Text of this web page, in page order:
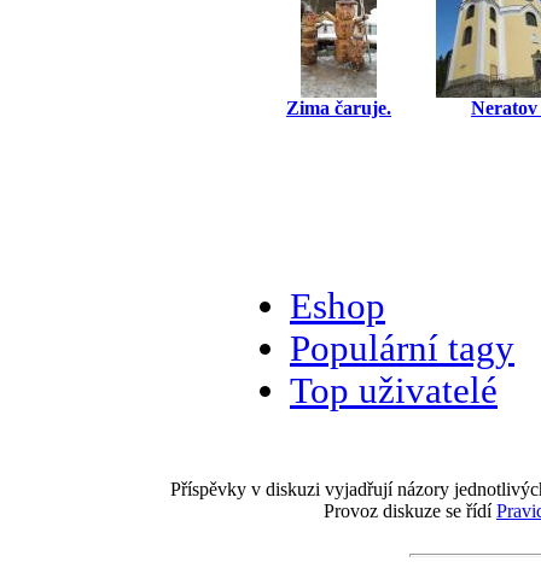
Zima čaruje. Neratov
Eshop
Populární tagy
Top uživatelé
Příspěvky v diskuzi vyjadřují názory
Provoz diskuze se řídí